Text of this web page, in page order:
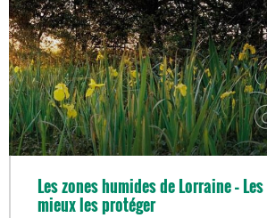
Les zones humides de Lorraine –
mieux les protéger